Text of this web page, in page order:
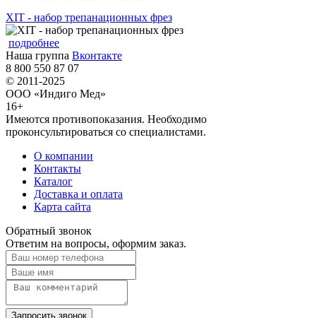
XIT - набор трепанационных фрез
подробнее
Наша группа Вконтакте
8 800 550 87 07
© 2011-2025
ООО «Индиго Мед»
16+
Имеются противопоказания. Необходимо
проконсультироваться со специалистами.
О компании
Контакты
Каталог
Доставка и оплата
Карта сайта
Обратный звонок
Ответим на вопросы, оформим заказ.